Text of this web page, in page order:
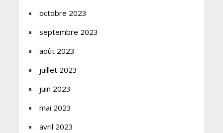
octobre 2023
septembre 2023
août 2023
juillet 2023
juin 2023
mai 2023
avril 2023